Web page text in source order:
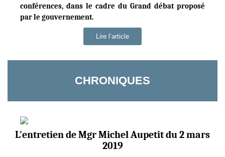
conférences, dans le cadre du Grand débat proposé
par le gouvernement.
Lire l’article
CHRONIQUES
L'entretien de Mgr Michel Aupetit du 2 mars
2019